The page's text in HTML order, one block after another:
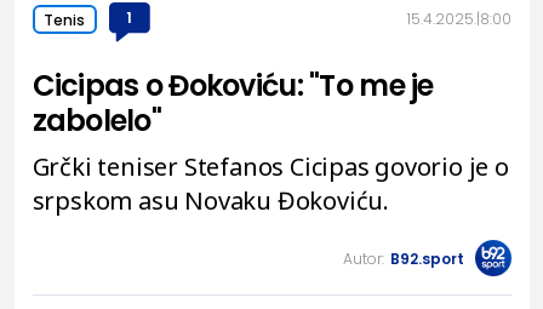
Tenis 1 15.4.2025. 8:00
Cicipas o Đokoviću: "To me je
zabolelo"
Grčki teniser Stefanos Cicipas govorio je o
srpskom asu Novaku Đokoviću.
Autor: B92.sport